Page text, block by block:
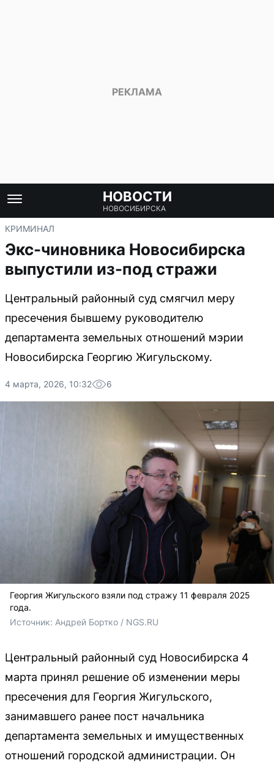
НОВОСТИ
НОВОСИБИРСКА
КРИМИНАЛ
Экс-чиновника Новосибирска
выпустили из-под стражи
Центральный районный суд смягчил меру
пресечения бывшему руководителю
департамента земельных отношений мэрии
Новосибирска Георгию Жигульскому.
4 марта, 2026, 10:32 6
Георгия Жигульского взяли под стражу 11 февраля 2025
года.
Источник: Андрей Бортко / NGS.RU
Центральный районный суд Новосибирска 4
марта принял решение об изменении меры
пресечения для Георгия Жигульского,
занимавшего ранее пост начальника
департамента земельных и имущественных
отношений городской администрации. Он